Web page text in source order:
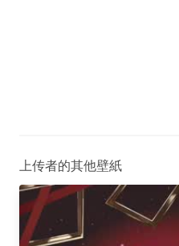
上传者的其他壁紙